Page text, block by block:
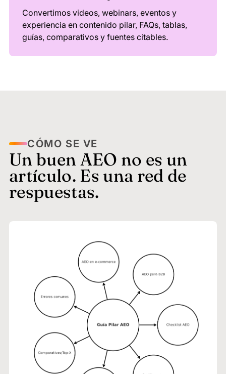
Convertimos videos, webinars, eventos y
experiencia en contenido pilar, FAQs, tablas,
guías, comparativos y fuentes citables.
CÓMO SE VE
Un buen AEO no es un
artículo. Es una red de
respuestas.